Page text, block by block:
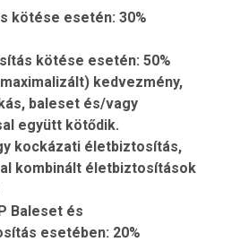
kötése esetén: 30%
kötése esetén: 50%
kedvezmény,
baleset és/vagy
együtt kötődik.
kockázati életbiztosítás,
kombinált életbiztosítások
Baleset és
esetében: 20%